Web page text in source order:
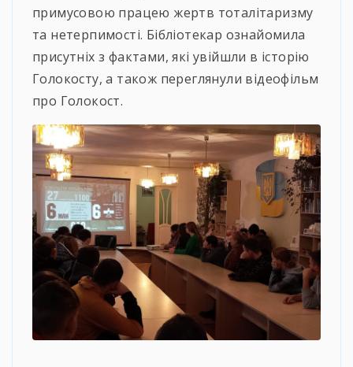
примусовою працею жертв тоталітаризму
та нетерпимості. Бібліотекар ознайомила
присутніх з фактами, які увійшли в історію
Голокосту, а також переглянули відеофільм
про Голокост.